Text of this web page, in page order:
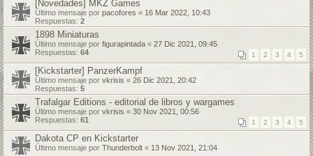
[Novedades] MKZ Games
Último mensaje por pacofores « 16 Mar 2022, 10:43
Respuestas: 2
1898 Miniaturas
Último mensaje por figurapintada « 27 Dic 2021, 09:45
Respuestas: 64 1 2 3 4 5
[Kickstarter] PanzerKampf
Último mensaje por vkrisis « 26 Dic 2021, 20:42
Respuestas: 5
Trafalgar Editions - editorial de libros y wargames
Último mensaje por vkrisis « 30 Nov 2021, 00:56
Respuestas: 61 1 2 3 4 5
Dakota CP en Kickstarter
Último mensaje por Thunderbolt « 13 Nov 2021, 21:04